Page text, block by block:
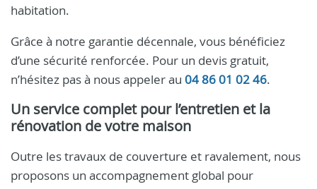
habitation.
Grâce à notre garantie décennale, vous bénéficiez
d’une sécurité renforcée. Pour un devis gratuit,
n’hésitez pas à nous appeler au 04 86 01 02 46.
Un service complet pour l’entretien et la
rénovation de votre maison
Outre les travaux de couverture et ravalement, nous
proposons un accompagnement global pour